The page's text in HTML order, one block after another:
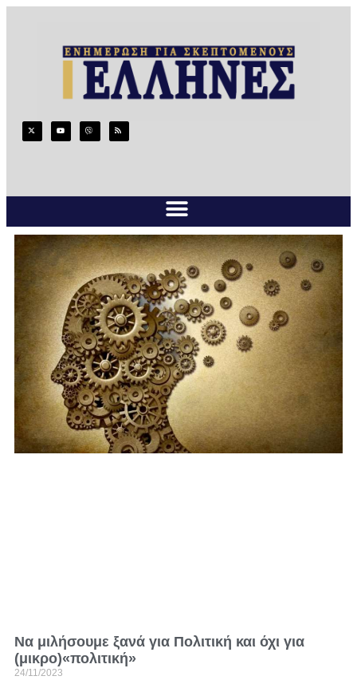
Να μιλήσουμε ξανά για Πολιτική και όχι για
(μικρο)«πολιτική»
24/11/2023